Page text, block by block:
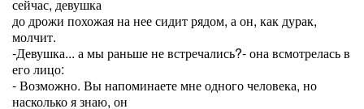
сейчас, девушка
до дрожи похожая на нее сидит рядом, а он, как дурак,
молчит.
-Девушка... а мы раньше не встречались?- она всмотрелась в
его лицо:
- Возможно. Вы напоминаете мне одного человека, но
насколько я знаю, он